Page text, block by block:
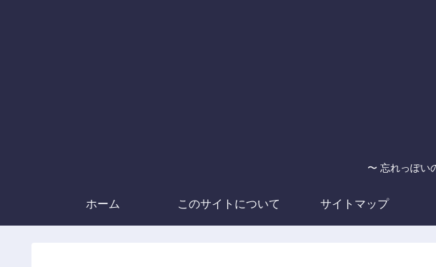
〜 忘れっぽい
ホーム このサイトについて サイトマップ